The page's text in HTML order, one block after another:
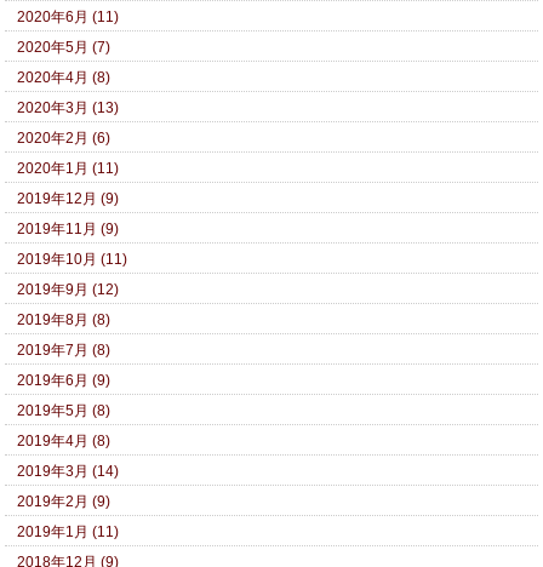
2020年6月 (11)
2020年5月 (7)
2020年4月 (8)
2020年3月 (13)
2020年2月 (6)
2020年1月 (11)
2019年12月 (9)
2019年11月 (9)
2019年10月 (11)
2019年9月 (12)
2019年8月 (8)
2019年7月 (8)
2019年6月 (9)
2019年5月 (8)
2019年4月 (8)
2019年3月 (14)
2019年2月 (9)
2019年1月 (11)
2018年12月 (9)